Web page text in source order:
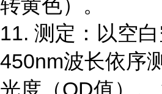
转黄色）。
11. 测定：以空白
450nm波长依序
光度（OD值）。